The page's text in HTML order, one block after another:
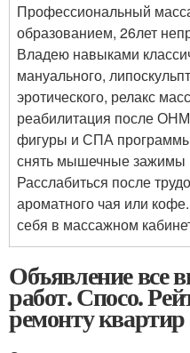
Профессиональный
образованием, 26лет
Владею навыками
мануального,
эротического, релакс
реабилитация после
фигуры и СПА
снять мышечные зажимы
Расслабиться после
ароматного чая или
себя в массажном
Объявление все
работ. Спосо.
ремонту квартир